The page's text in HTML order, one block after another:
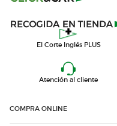
El Corte Inglés PLUS
Atención al cliente
COMPRA ONLINE